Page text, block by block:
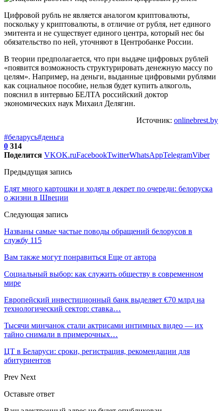
Цифровой рубль не является аналогом криптовалюты,
поскольку у криптовалюты, в отличие от рубля, нет единого
эмитента и не существует единого центра, который нес бы
обязательство по ней, уточняют в Центробанке России.
В теории предполагается, что при выдаче цифровых рублей
«появится возможность структурировать денежную массу по
целям». Например, на деньги, выданные цифровыми рублями
как социальное пособие, нельзя будет купить алкоголь,
пояснил в интервью БЕЛТА российский доктор
экономических наук Михаил Делягин.
Источник: onlinebrest.by
#беларусь#деньга
0 314
Поделится VKOK.ruFacebookTwitterWhatsAppTelegramViber
Предыдущая запись
Едят много картошки и ходят в декрет по очереди: белоруска
о жизни в Швеции
Следующая запись
Названы самые частые поводы обращений белорусов в
службу 115
Вам также могут понравиться Еще от автора
Социальный выбор: как служить обществу в современном
мире
Европейский инвестиционный банк выделяет €70 млрд на
технологический сектор: ставка…
Тысячи минчанок стали актрисами интимных видео — их
тайно снимали в примерочных…
ЦТ в Беларуси: сроки, регистрация, рекомендации для
абитуриентов
Prev Next
Оставьте ответ